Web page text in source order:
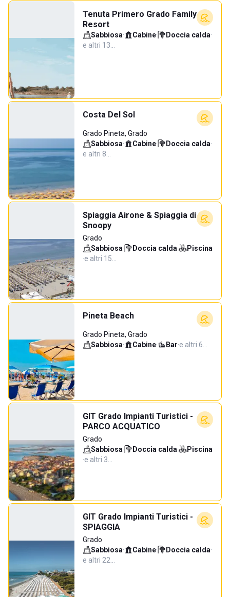
Tenuta Primero Grado Family
Resort
Sabbiosa· Cabine· Doccia calda·
e altri 13…
Costa Del Sol
Grado Pineta, Grado
Sabbiosa· Cabine· Doccia calda·
e altri 8…
Spiaggia Airone & Spiaggia di
Snoopy
Grado
Sabbiosa· Doccia calda·
Piscina
·e altri 15…
Pineta Beach
Grado Pineta, Grado
Sabbiosa· Cabine· Bar·e altri 6…
GIT Grado Impianti Turistici -
PARCO ACQUATICO
Grado
Sabbiosa· Doccia calda·
Piscina
·e altri 3…
GIT Grado Impianti Turistici -
SPIAGGIA
Grado
Sabbiosa· Cabine· Doccia calda·
e altri 22…